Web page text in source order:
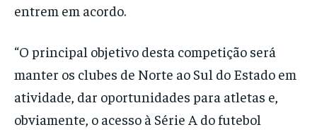
entrem em acordo.
“O principal objetivo desta competição será
manter os clubes de Norte ao Sul do Estado em
atividade, dar oportunidades para atletas e,
obviamente, o acesso à Série A do futebol